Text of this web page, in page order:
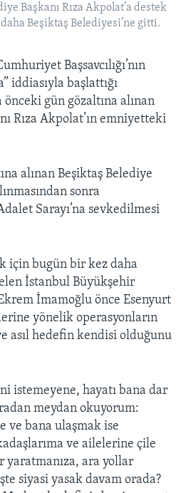
Başkanı Rıza Akpolat’a destek
Beşiktaş Belediyesi’ne gitti.
Başsavcılığı’nın
iddiasıyla başlattığı
gün gözaltına alınan
Rıza Akpolat’ın emniyetteki
alınan Beşiktaş Belediye
sonra
Sarayı’na sevkedilmesi
için bugün bir kez daha
İstanbul Büyükşehir
İmamoğlu önce Esenyurt
yönelik operasyonların
asıl hedefin kendisi olduğunu
istemeyene, hayatı bana dar
meydan okuyorum:
ve bana ulaşmak ise
ve ailelerine çile
ara yollar
siyasi yasak davam orada?